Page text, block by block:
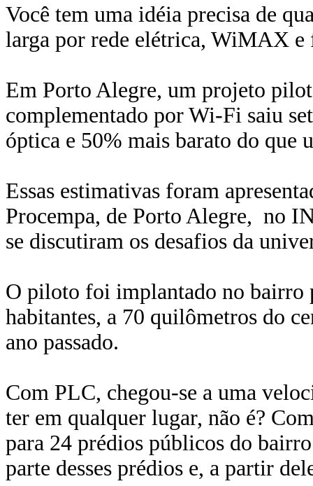
Você tem uma idéia precisa de
larga por rede elétrica, WiMAX e
Em Porto Alegre, um projeto
complementado por Wi-Fi saiu
óptica e 50% mais barato do que
Essas estimativas foram
Procempa, de Porto Alegre, no
se discutiram os desafios da
O piloto foi implantado no bairro
habitantes, a 70 quilômetros do
ano passado.
Com PLC, chegou-se a uma
ter em qualquer lugar, não é?
para 24 prédios públicos do
parte desses prédios e, a partir